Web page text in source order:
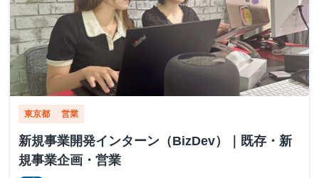
東京都 営業
新規事業開発インターン（BizDev）｜既存・新
規事業企画・営業